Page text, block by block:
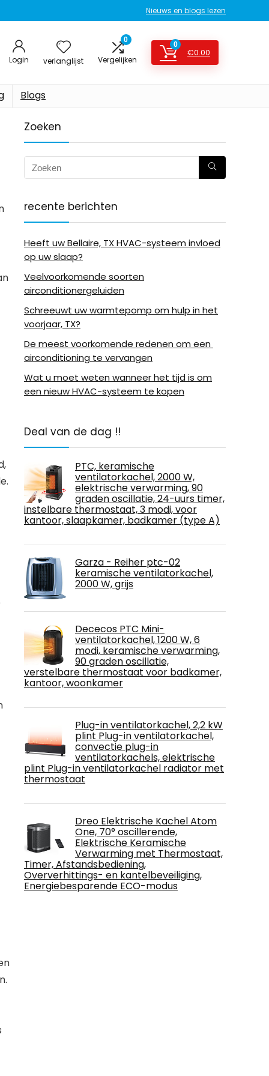
Nieuws en blogs lezen
Login verlanglijst
0
Vergelijken
0
€0.00
Blogs
Zoeken
recente berichten
Heeft uw Bellaire, TX HVAC-systeem invloed
op uw slaap?
Veelvoorkomende soorten
airconditionergeluiden
Schreeuwt uw warmtepomp om hulp in het
voorjaar, TX?
De meest voorkomende redenen om een ​​
airconditioning te vervangen
Wat u moet weten wanneer het tijd is om
een ​​nieuw HVAC-systeem te kopen
Deal van de dag !!
PTC, keramische
ventilatorkachel, 2000 W,
elektrische verwarming, 90
graden oscillatie, 24-uurs timer,
instelbare thermostaat, 3 modi, voor
kantoor, slaapkamer, badkamer (type A)
Garza - Reiher ptc-02
keramische ventilatorkachel,
2000 W, grijs
Dececos PTC Mini-
ventilatorkachel, 1200 W, 6
modi, keramische verwarming,
90 graden oscillatie,
verstelbare thermostaat voor badkamer,
kantoor, woonkamer
Plug-in ventilatorkachel, 2,2 kW
plint Plug-in ventilatorkachel,
convectie plug-in
ventilatorkachels, elektrische
plint Plug-in ventilatorkachel radiator met
thermostaat
Dreo Elektrische Kachel Atom
One, 70° oscillerende,
Elektrische Keramische
Verwarming met Thermostaat,
Timer, Afstandsbediening,
Oververhittings- en kantelbeveiliging,
Energiebesparende ECO-modus